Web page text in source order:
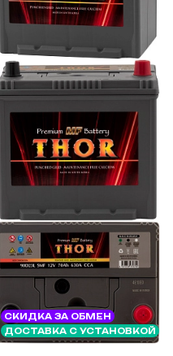
СКИДКА ЗА ОБМЕН
ДОСТАВКА С УСТАНОВКОЙ